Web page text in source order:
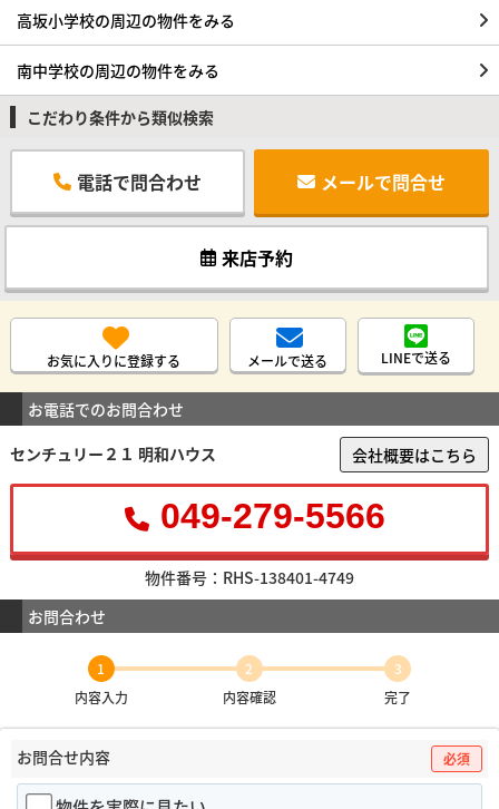
高坂小学校の周辺の物件をみる
南中学校の周辺の物件をみる
こだわり条件から類似検索
電話で問合わせ メールで問合せ
来店予約
お気に入りに登録する メールで送る LINEで送る
お電話でのお問合わせ
センチュリー２１ 明和ハウス
会社概要はこちら
049-279-5566
物件番号：RHS-138401-4749
お問合わせ
1
内容入力
2
内容確認
3
完了
お問合せ内容 必須